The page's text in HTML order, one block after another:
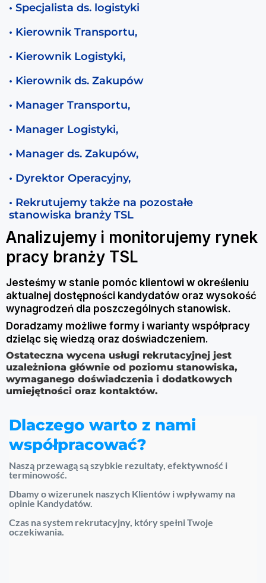
• Specjalista ds. logistyki
• Kierownik Transportu,
• Kierownik Logistyki,
• Kierownik ds. Zakupów
• Manager Transportu,
• Manager Logistyki,
• Manager ds. Zakupów,
• Dyrektor Operacyjny,
• Rekrutujemy także na pozostałe
stanowiska branży TSL
Analizujemy i monitorujemy rynek
pracy branży TSL
Jesteśmy w stanie pomóc klientowi w określeniu
aktualnej dostępności kandydatów oraz wysokość
wynagrodzeń dla poszczególnych stanowisk.
Doradzamy możliwe formy i warianty współpracy
dzieląc się wiedzą oraz doświadczeniem.
Ostateczna wycena usługi rekrutacyjnej jest
uzależniona głównie od poziomu stanowiska,
wymaganego doświadczenia i dodatkowych
umiejętności oraz kontaktów.
Dlaczego warto z nami
współpracować?
Naszą przewagą są szybkie rezultaty, efektywność i
terminowość.
Dbamy o wizerunek naszych Klientów i wpływamy na
opinie Kandydatów.
Czas na system rekrutacyjny, który spełni Twoje
oczekiwania.